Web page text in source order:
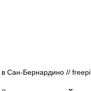
Сан-Бернардино //